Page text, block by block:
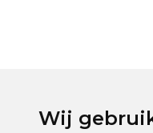
Wij